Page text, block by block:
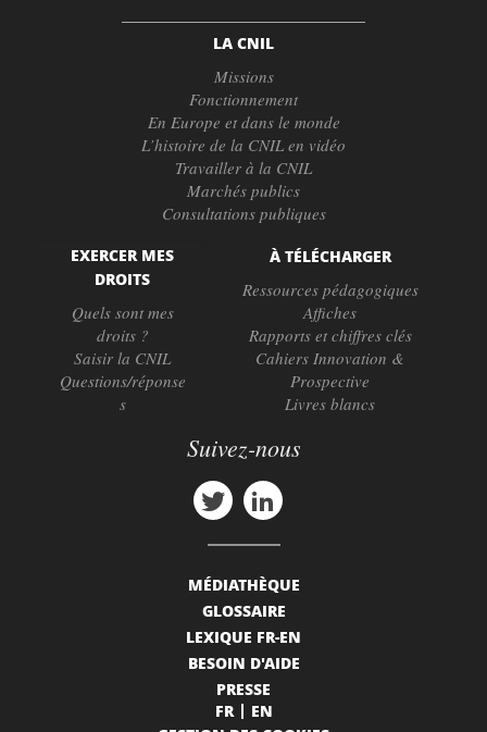
LA CNIL
Missions
Fonctionnement
En Europe et dans le monde
L’histoire de la CNIL en vidéo
Travailler à la CNIL
Marchés publics
Consultations publiques
EXERCER MES
DROITS
Quels sont mes
droits ?
Saisir la CNIL
Questions/réponse
s
À TÉLÉCHARGER
Ressources pédagogiques
Affiches
Rapports et chiffres clés
Cahiers Innovation &
Prospective
Livres blancs
Suivez-nous
MÉDIATHÈQUE
GLOSSAIRE
LEXIQUE FR-EN
BESOIN D'AIDE
PRESSE
FR
EN